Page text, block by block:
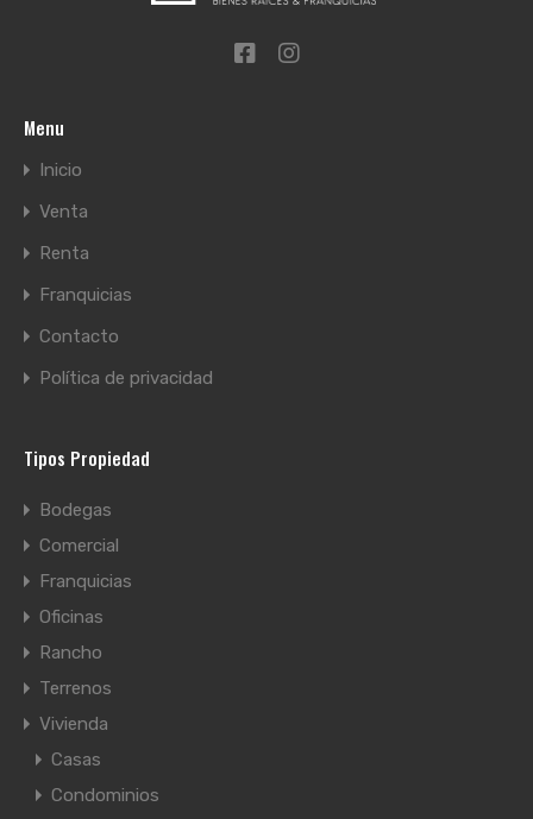
Menu
Inicio
Venta
Renta
Franquicias
Contacto
Política de privacidad
Tipos Propiedad
Bodegas
Comercial
Franquicias
Oficinas
Rancho
Terrenos
Vivienda
Casas
Condominios